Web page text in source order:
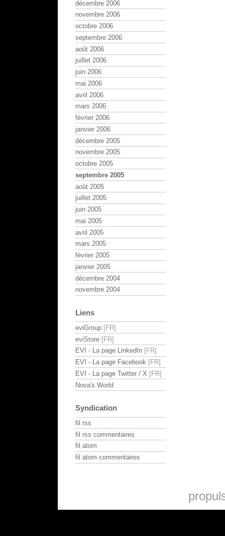
décembre 2006
novembre 2006
octobre 2006
septembre 2006
août 2006
juillet 2006
juin 2006
mai 2006
avril 2006
mars 2006
février 2006
janvier 2006
décembre 2005
novembre 2005
octobre 2005
septembre 2005
août 2005
juillet 2005
juin 2005
mai 2005
avril 2005
mars 2005
février 2005
janvier 2005
décembre 2004
novembre 2004
Liens
eviGroup
eviStore
EVI - La page LinkedIn
EVI - La page Facebook
EVI - La page Twitter / X
Nova's World
Syndication
fil rss
fil rss commentaires
fil atom
fil atom commentaires